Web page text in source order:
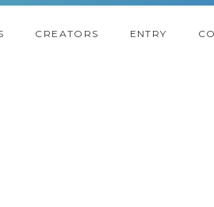
CREATORS ENTRY